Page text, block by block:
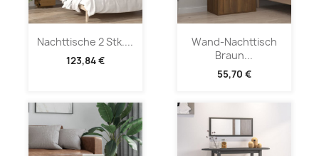
Nachttische 2 Stk....
123,84 €
Wand-Nachttisch
Braun...
55,70 €